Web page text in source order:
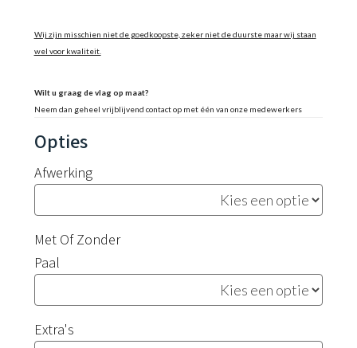
Wij zijn misschien niet de goedkoopste, zeker niet de duurste maar wij staan
wel voor kwaliteit.
Wilt u graag de vlag op maat?
Neem dan geheel vrijblijvend contact op met één van onze medewerkers
Afwerking
Met Of Zonder
Paal
Extra's